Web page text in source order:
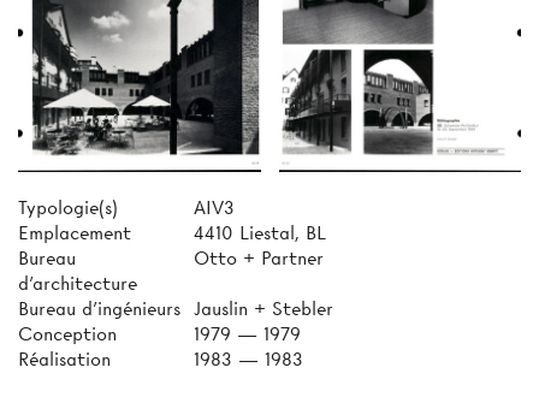
Typologie(s)
AIV3
Emplacement
4410 Liestal, BL
Bureau
d'architecture
Otto + Partner
Bureau d'ingénieurs
Jauslin + Stebler
Conception
1979 — 1979
Réalisation
1983 — 1983